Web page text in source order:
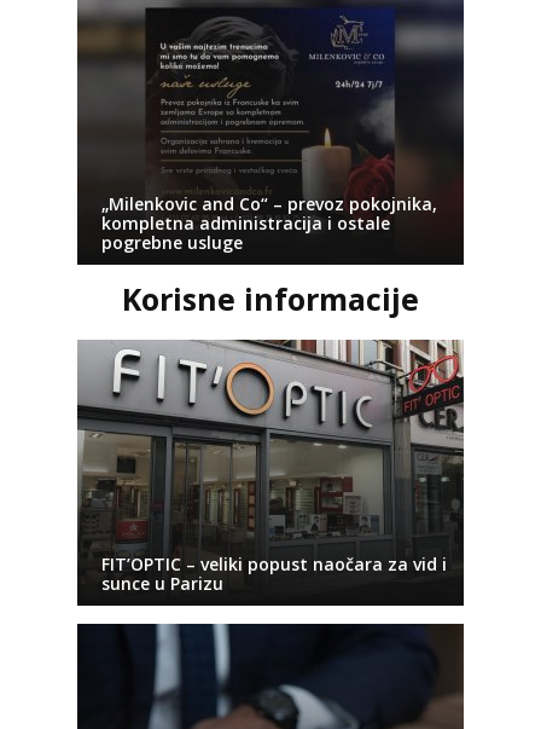
„Milenkovic and Co“ – prevoz pokojnika,
kompletna administracija i ostale
pogrebne usluge
Korisne informacije
FIT’OPTIC – veliki popust naočara za vid i
sunce u Parizu